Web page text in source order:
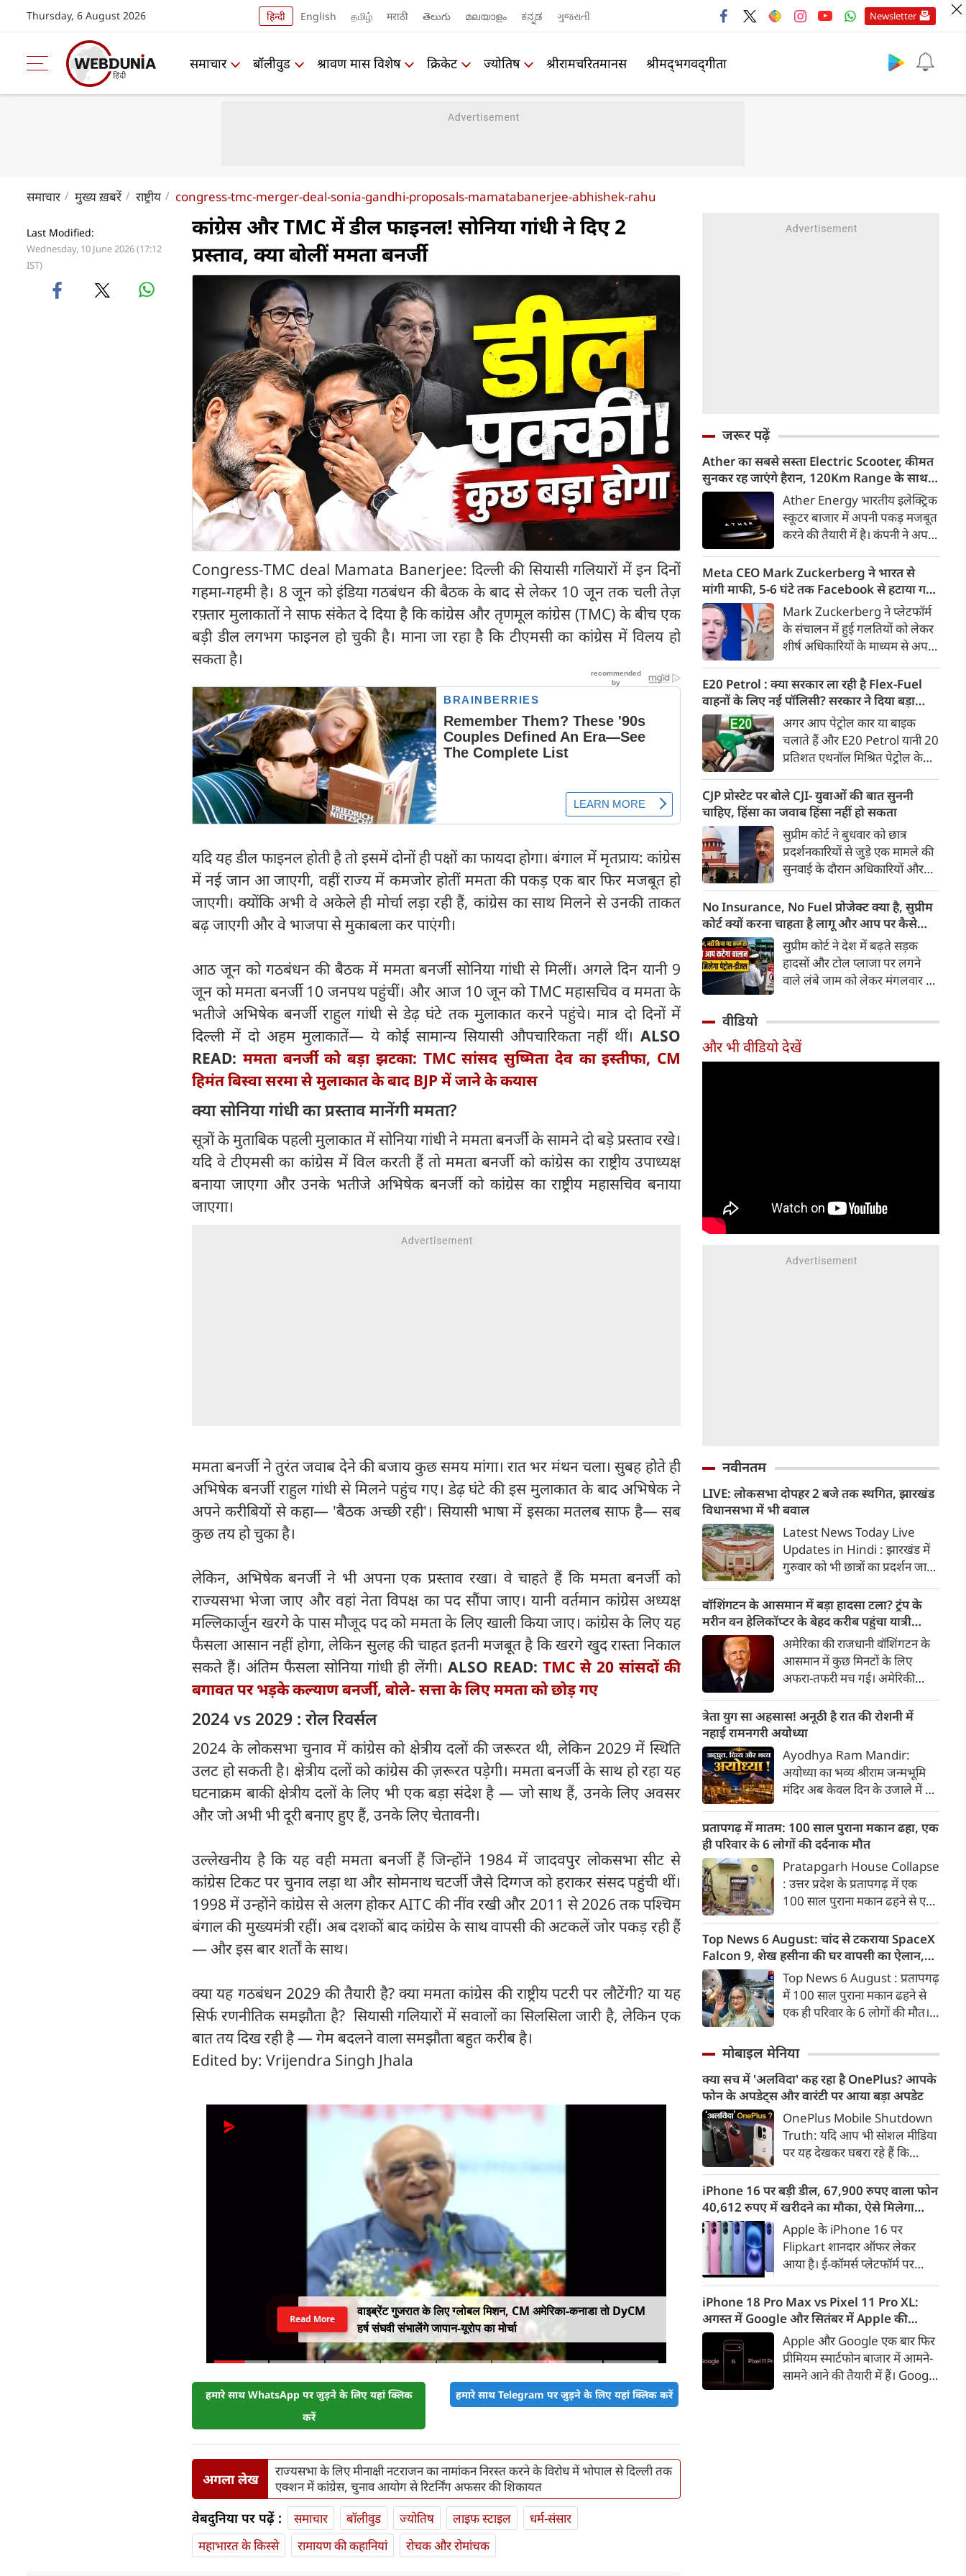
Thursday, 6 August 2026 हिन्दी English தமிழ் मराठी తెలుగు മലയാളം ಕನ್ನಡ ગુજરાતી Newsletter
समाचार बॉलीवुड श्रावण मास विशेष क्रिकेट ज्योतिष श्रीरामचरितमानस श्रीमद्‍भगवद्‍गीता
समाचार मुख्य ख़बरें राष्ट्रीय congress-tmc-merger-deal-sonia-gandhi-proposals-mamatabanerjee-abhishek-rahu
Last Modified:
Wednesday, 10 June 2026 (17:12
IST)
कांग्रेस और TMC में डील फाइनल! सोनिया गांधी ने दिए 2
प्रस्ताव, क्या बोलीं ममता बनर्जी
Congress-TMC deal Mamata Banerjee: दिल्ली की सियासी गलियारों में इन दिनों
गहमा-गहमी है। 8 जून को इंडिया गठबंधन की बैठक के बाद से लेकर 10 जून तक चली तेज़
रफ़्तार मुलाकातों ने साफ संकेत दे दिया है कि कांग्रेस और तृणमूल कांग्रेस (TMC) के बीच एक
बड़ी डील लगभग फाइनल हो चुकी है। माना जा रहा है कि टीएमसी का कांग्रेस में विलय हो
सकता है।
यदि यह डील फाइनल होती है तो इसमें दोनों ही पक्षों का फायदा होगा। बंगाल में मृतप्राय: कांग्रेस
में नई जान आ जाएगी, वहीं राज्य में कमजोर होतीं ममता की पकड़ एक बार फिर मजबूत हो
जाएगी। क्योंकि अभी वे अकेले ही मोर्चा लड़ा रही हैं, कांग्रेस का साथ मिलने से उनकी ताकत
बढ़ जाएगी और वे भाजपा से मुकाबला कर पाएंगी।
आठ जून को गठबंधन की बैठक में ममता बनर्जी सोनिया गांधी से मिलीं। अगले दिन यानी 9
जून को ममता बनर्जी 10 जनपथ पहुंचीं। और आज 10 जून को TMC महासचिव व ममता के
भतीजे अभिषेक बनर्जी राहुल गांधी से डेढ़ घंटे तक मुलाकात करने पहुंचे। मात्र दो दिनों में
दिल्ली में दो अहम मुलाकातें— ये कोई सामान्य सियासी औपचारिकता नहीं थीं। ALSO
READ: ममता बनर्जी को बड़ा झटका: TMC सांसद सुष्मिता देव का इस्तीफा, CM
हिमंत बिस्वा सरमा से मुलाकात के बाद BJP में जाने के कयास
क्या सोनिया गांधी का प्रस्ताव मानेंगी ममता?
सूत्रों के मुताबिक पहली मुलाकात में सोनिया गांधी ने ममता बनर्जी के सामने दो बड़े प्रस्ताव रखे।
यदि वे टीएमसी का कांग्रेस में विल करती हैं तो ममता बनर्जी को कांग्रेस का राष्ट्रीय उपाध्यक्ष
बनाया जाएगा और उनके भतीजे अभिषेक बनर्जी को कांग्रेस का राष्ट्रीय महासचिव बनाया
जाएगा।
ममता बनर्जी ने तुरंत जवाब देने की बजाय कुछ समय मांगा। रात भर मंथन चला। सुबह होते ही
अभिषेक बनर्जी राहुल गांधी से मिलने पहुंच गए। डेढ़ घंटे की इस मुलाकात के बाद अभिषेक ने
अपने करीबियों से कहा— 'बैठक अच्छी रही'। सियासी भाषा में इसका मतलब साफ है— सब
कुछ तय हो चुका है।
लेकिन, अभिषेक बनर्जी ने भी अपना एक प्रस्ताव रखा। वे चाहते हैं कि ममता बनर्जी को
राज्यसभा भेजा जाए और वहां नेता विपक्ष का पद सौंपा जाए। यानी वर्तमान कांग्रेस अध्यक्ष
मल्लिकार्जुन खरगे के पास मौजूद पद को ममता के लिए खाली किया जाए। कांग्रेस के लिए यह
फैसला आसान नहीं होगा, लेकिन सुलह की चाहत इतनी मजबूत है कि खरगे खुद रास्ता निकाल
सकते हैं। अंतिम फैसला सोनिया गांधी ही लेंगी। ALSO READ: TMC से 20 सांसदों की
बगावत पर भड़के कल्याण बनर्जी, बोले- सत्ता के लिए ममता को छोड़ गए
2024 vs 2029 : रोल रिवर्सल
2024 के लोकसभा चुनाव में कांग्रेस को क्षेत्रीय दलों की जरूरत थी, लेकिन 2029 में स्थिति
उलट हो सकती है। क्षेत्रीय दलों को कांग्रेस की ज़रूरत पड़ेगी। ममता बनर्जी के साथ हो रहा यह
घटनाक्रम बाकी क्षेत्रीय दलों के लिए भी एक बड़ा संदेश है — जो साथ हैं, उनके लिए अवसर
और जो अभी भी दूरी बनाए हुए हैं, उनके लिए चेतावनी।
उल्लेखनीय है कि यह वही ममता बनर्जी हैं जिन्होंने 1984 में जादवपुर लोकसभा सीट से
कांग्रेस टिकट पर चुनाव लड़ा था और सोमनाथ चटर्जी जैसे दिग्गज को हराकर संसद पहुंची थीं।
1998 में उन्होंने कांग्रेस से अलग होकर AITC की नींव रखी और 2011 से 2026 तक पश्चिम
बंगाल की मुख्यमंत्री रहीं। अब दशकों बाद कांग्रेस के साथ वापसी की अटकलें जोर पकड़ रही हैं
— और इस बार शर्तों के साथ।
क्या यह गठबंधन 2029 की तैयारी है? क्या ममता कांग्रेस की राष्ट्रीय पटरी पर लौटेंगी? या यह
सिर्फ रणनीतिक समझौता है? सियासी गलियारों में सवालों का सिलसिला जारी है, लेकिन एक
बात तय दिख रही है — गेम बदलने वाला समझौता बहुत करीब है।
Edited by: Vrijendra Singh Jhala
वाइब्रेंट गुजरात के लिए ग्लोबल मिशन, CM अमेरिका-कनाडा तो DyCM
हर्ष संघवी संभालेंगे जापान-यूरोप का मोर्चा
Read More
हमारे साथ WhatsApp पर जुड़ने के लिए यहां क्लिक
करें
हमारे साथ Telegram पर जुड़ने के लिए यहां क्लिक करें
अगला लेख
राज्यसभा के लिए मीनाक्षी नटराजन का नामांकन निरस्त करने के विरोध में भोपाल से दिल्ली तक
एक्शन में कांग्रेस, चुनाव आयोग से रिटर्निंग अफसर की शिकायत
वेबदुनिया पर पढ़ें : समाचार बॉलीवुड ज्योतिष लाइफ स्‍टाइल
धर्म-संसार
महाभारत के किस्से
रामायण की कहानियां रोचक और रोमांचक
जरूर पढ़ें
Ather का सबसे सस्ता Electric Scooter, कीमत
सुनकर रह जाएंगे हैरान, 120Km Range के साथ
आएगा Konarc Ather Energy भारतीय इलेक्ट्रिक
स्कूटर बाजार में अपनी पकड़ मजबूत
करने की तैयारी में है। कंपनी ने अपने
इलेक्ट्रिक स्कूटर का पहला वीडियो
टीजर जारी कर दिया है। इस नए
इलेक्ट्रिक स्कूटर का नाम Ather
Konarc बताया गया है। कंपनी इसे
29 अगस्त 2026 को होने वाले
Ather Annual Community
Day के दौरान भारतीय बाजार में पेश
करेगी।
Meta CEO Mark Zuckerberg ने भारत से
मांगी माफी, 5-6 घंटे तक Facebook से हटाया गया
था PM Modi का वीडियोMark Zuckerberg ने प्लेटफॉर्म
के संचालन में हुई गलतियों को लेकर
शीर्ष अधिकारियों के माध्यम से अपनी
बैठक के दौरान Meta ने यह भी
स्वीकार किया कि कुछ खास तरह के
कंटेंट को ज्यादा लोगों तक पहुंचाने के
लिए बड़ी रकम का भुगतान किया
गया था। सूत्र के मुताबिक, Meta ने
गलती स्वीकार करते हुए माफी मांगी
और इस पर अफसोस जताया।
E20 Petrol : क्या सरकार ला रही है Flex-Fuel
वाहनों के लिए नई पॉलिसी? सरकार ने दिया बड़ा
अपडेट
अगर आप पेट्रोल कार या बाइक
चलाते हैं और E20 Petrol यानी 20
प्रतिशत एथनॉल मिश्रित पेट्रोल के
आपके लिए बड़ी खबर है। भारी
उद्योग मंत्रालय ने स्पष्ट किया है कि
20 प्रतिशत से अधिक एथनॉल
मिश्रित ईंधन पर चलने वाले Flex-
Fuel वाहनों को बढ़ावा देने के लिए
सरकार ने अलग से कोई राष्ट्रीय नीति
नहीं बनाई है। मंत्रालय ने यह भी स्पष्ट
किया कि Flex-Fuel और Electric
Vehicles को प्रोत्साहित करने को
लेकर उसने फिलहाल कोई अलग
अध्ययन नहीं कराया है।
CJP प्रोस्टेट पर बोले CJI- युवाओं की बात सुननी
चाहिए, हिंसा का जवाब हिंसा नहीं हो सकता
सुप्रीम कोर्ट ने बुधवार को छात्र
प्रदर्शनकारियों से जुड़े एक मामले की
सुनवाई के दौरान अधिकारियों और
दी। कोर्ट ने कहा कि युवा छात्रों के
विरोध प्रदर्शन के दौरान हिंसा रोकने के
लिए अगर हिंसक तरीके अपनाए गए,
तो इससे स्थिति और बिगड़ सकती है।
No Insurance, No Fuel प्रोजेक्ट क्या है, सुप्रीम
कोर्ट क्यों करना चाहता है लागू और आप पर कैसे
पड़ेगा असर
सुप्रीम कोर्ट ने देश में बढ़ते सड़क
हादसों और टोल प्लाजा पर लगने
वाले लंबे जाम को लेकर मंगलवार को
निर्देश दिया है। इसके तहत पारंपरिक
टोल प्लाजा की जगह Automatic
वीडियो
और भी वीडियो देखें
नवीनतम
LIVE: लोकसभा दोपहर 2 बजे तक स्थगित, झारखंड
विधानसभा में भी बवाल
Latest News Today Live
Updates in Hindi : झारखंड में
गुरुवार को भी छात्रों का प्रदर्शन जारी
लिए झारखंड CM हेमंत सोरेन ने 4
मंत्रियों की कमिटी बनाई। संसद और
झारखंड विधानसभा में जमकर
हंगामा। पल पल की जानकारी...
वॉशिंगटन के आसमान में बड़ा हादसा टला? ट्रंप के
मरीन वन हेलिकॉप्टर के बेहद करीब पहुंचा यात्री
विमान, जांच शुरू अमेरिका की राजधानी वॉशिंगटन के
आसमान में कुछ मिनटों के लिए
अफरा-तफरी मच गई। अमेरिकी
उनका मिलिट्री हेलिकॉप्टर और एक
यात्री विमान एक-दूसरे के बेहद करीब
पहुंच गए। इसके बाद सवाल उठने
लगे कि क्या आसमान में कोई बड़ा
हादसा होने से बाल-बाल टल गया?
अब अमेरिकी एजेंसियां पूरे मामले की
जांच कर रही हैं। यह पता लगाया जा
रहा है कि आखिर यह स्थिति पैदा ही
क्यों हुई?
त्रेता युग सा अहसास! अनूठी है रात की रोशनी में
नहाई रामनगरी अयोध्या
Ayodhya Ram Mandir:
अयोध्या का भव्य श्रीराम जन्मभूमि
मंदिर अब केवल दिन के उजाले में ही
अपनी अलौकिक आभा से श्रद्धालुओं
का मन मोह रहा है। श्रीराम जन्मभूमि
तीर्थ क्षेत्र ट्रस्ट ने मंदिर परिसर में
'स्थायी आर्किटेक्चरल लाइटिंग'
(Permanent Architectural
Lighting) की शुरुआत की है,
जिसके बाद सूर्यास्त होते ही संपूर्ण
मंदिर स्वर्णिम रोशनी में नहा उठता है।
प्रतापगढ़ में मातम: 100 साल पुराना मकान ढहा, एक
ही परिवार के 6 लोगों की दर्दनाक मौत
Pratapgarh House Collapse
: उत्तर प्रदेश के प्रतापगढ़ में एक
100 साल पुराना मकान ढहने से एक
जबकि एक अन्य घायल है। परिवार
के सभी सात सदस्य एक ही कमरे में
सो रहे थे और मलबे के नीचे दब गए।
मरने वालों में एक दंपती, उनका बेटा,
बहू और दो बच्चे शामिल हैं।
Top News 6 August: चांद से टकराया SpaceX
Falcon 9, शेख हसीना की घर वापसी का ऐलान,
MP में बस किराया बढ़ाTop News 6 August : प्रतापगढ़
में 100 साल पुराना मकान ढहने से
एक ही परिवार के 6 लोगों की मौत।
फाल्कन 9। बांग्लादेश लौटेंगी शेख
का सफर। अमेरिकी राष्‍ट्रपति डोनाल्ड
ट्रंप के हेलीकॉप्टर संचालन में चूक हो
गई। 6 अगस्त की बड़ी खबरें :
मोबाइल मेनिया
क्या सच में 'अलविदा' कह रहा है OnePlus? आपके
फोन के अपडेट्स और वारंटी पर आया बड़ा अपडेट
OnePlus Mobile Shutdown
Truth: यदि आप भी सोशल मीडिया
पर यह देखकर घबरा रहे हैं कि
तो थोड़ा ठहरिए! टेक वर्ल्ड में किसी
समय 'फ्लैगशिप किलर' के नाम से
मशहूर इस ब्रांड को लेकर इंटरनेट पर
लगातार कयासबाजी का दौर जारी है।
iPhone 16 पर बड़ी डील, 67,900 रुपए वाला फोन
40,612 रुपए में खरीदने का मौका, ऐसे मिलेगा
डिस्काउंट
Apple के iPhone 16 पर
Flipkart शानदार ऑफर लेकर
आया है। ई-कॉमर्स प्लेटफॉर्म पर
कीमत सीधे डिस्काउंट के बाद
67,900 रुपए हो गई है। वहीं, अगर
ग्राहक एक्सचेंज ऑफर और चुनिंदा
बैंक कार्ड के डिस्काउंट का फायदा
उठाते हैं, तो इस फोन को प्रभावी तौर
पर सिर्फ 40,612 रुप में खरीदा जा
iPhone 18 Pro Max vs Pixel 11 Pro XL:
अगस्त में Google और सितंबर में Apple की
टक्कर, जानें कौन होगा सबसे दमदार?
Apple और Google एक बार फिर
प्रीमियम स्मार्टफोन बाजार में आमने-
सामने आने की तैयारी में हैं। Google